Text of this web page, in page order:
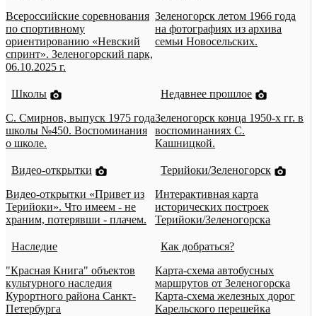
Всероссийские соревнования
по спортивному
ориентированию «Невский
спринт». Зеленогорский парк,
06.10.2025 г.
Зеленогорск летом 1966 года
на фотографиях из архива
семьи Новосельских.
Школы
С. Смирнов, выпуск 1975 года
школы №450. Воспоминания
о школе.
Недавнее прошлое
Зеленогорск конца 1950-х гг. в
воспоминаниях С.
Кашницкой.
Видео-открытки
Видео-открытки «Привет из
Терийоки». Что имеем - не
храним, потерявши - плачем.
Терийоки/Зеленогорск
Интерактивная карта
исторических построек
Терийоки/Зеленогорска
Наследие
"Красная Книга" объектов
культурного наследия
Курортного района Санкт-
Петербурга
Как добраться?
Карта-схема автобусных
маршрутов от Зеленогорска
Карта-схема железных дорог
Карельского перешейка